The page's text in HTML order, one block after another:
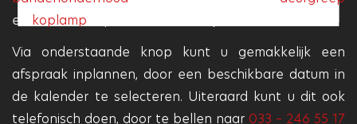
en koplamp
Via onderstaande knop kunt u gemakkelijk een
afspraak inplannen, door een beschikbare datum in
de kalender te selecteren. Uiteraard kunt u dit ook
telefonisch doen, door te bellen naar 033 – 246 55 17